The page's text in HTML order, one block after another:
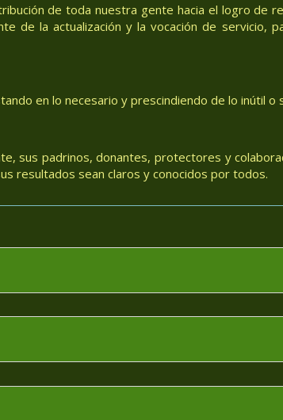
de toda nuestra gente hacia el logro de
de la actualización y la vocación de servicio,
en lo necesario y prescindiendo de lo inútil o
sus padrinos, donantes, protectores y
resultados sean claros y conocidos por todos.